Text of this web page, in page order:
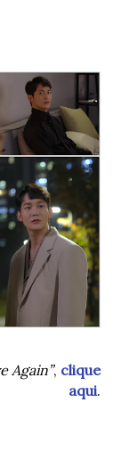
Again”, clique
aqui.